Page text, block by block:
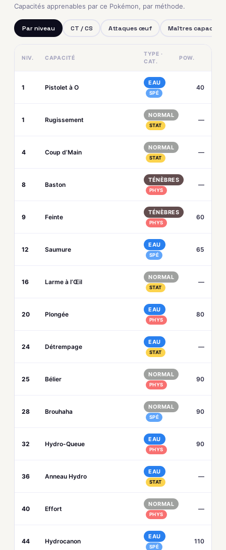
Capacités apprenables par ce Pokémon, par méthode.
Par niveau CT / CS Attaques œuf Maîtres capacités
NIV. CAPACITÉ
TYPE ·
CAT.
POW.
1 Pistolet à O
EAU
SPÉ
40
1 Rugissement
NORMAL
STAT
—
4 Coup d’Main
NORMAL
STAT
—
8 Baston
TÉNÈBRES
PHYS
—
9 Feinte
TÉNÈBRES
PHYS
60
12 Saumure
EAU
SPÉ
65
16 Larme à l’Œil
NORMAL
STAT
—
20 Plongée
EAU
PHYS
80
24 Détrempage
EAU
STAT
—
25 Bélier
NORMAL
PHYS
90
28 Brouhaha
NORMAL
SPÉ
90
32 Hydro-Queue
EAU
PHYS
90
36 Anneau Hydro
EAU
STAT
—
40 Effort
NORMAL
PHYS
—
44 Hydrocanon
EAU
SPÉ
110